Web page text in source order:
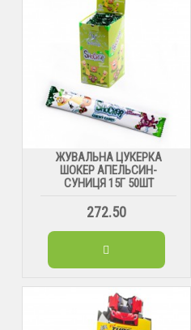
ЖУВАЛЬНА ЦУКЕРКА
ШОКЕР АПЕЛЬСИН-
СУНИЦЯ 15Г 50ШТ
272.50